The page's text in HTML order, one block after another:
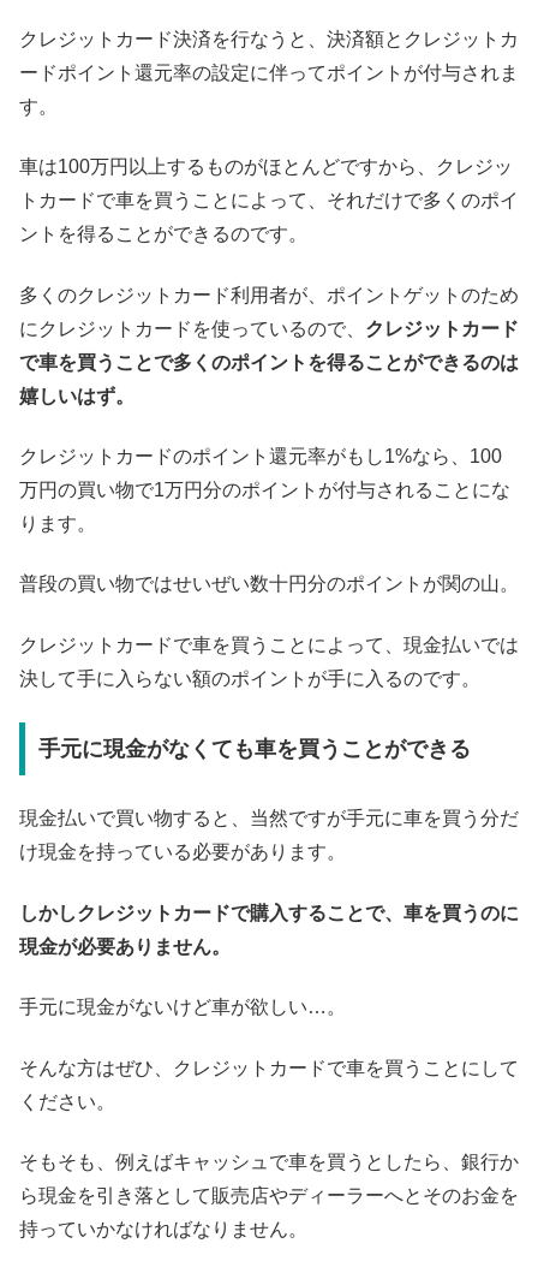
クレジットカード決済を行なうと、決済額とクレジットカ
ードポイント還元率の設定に伴ってポイントが付与されま
す。
車は100万円以上するものがほとんどですから、クレジッ
トカードで車を買うことによって、それだけで多くのポイ
ントを得ることができるのです。
多くのクレジットカード利用者が、ポイントゲットのため
にクレジットカードを使っているので、 クレジットカード
で車を買うことで多くのポイントを得ることができるのは
嬉しいはず。
クレジットカードのポイント還元率がもし1%なら、100
万円の買い物で1万円分のポイントが付与されることにな
ります。
普段の買い物ではせいぜい数十円分のポイントが関の山。
クレジットカードで車を買うことによって、現金払いでは
決して手に入らない額のポイントが手に入るのです。
手元に現金がなくても車を買うことができる
現金払いで買い物すると、当然ですが手元に車を買う分だ
け現金を持っている必要があります。
しかしクレジットカードで購入することで、車を買うのに
現金が必要ありません。
手元に現金がないけど車が欲しい…。
そんな方はぜひ、クレジットカードで車を買うことにして
ください。
そもそも、例えばキャッシュで車を買うとしたら、銀行か
ら現金を引き落として販売店やディーラーへとそのお金を
持っていかなければなりません。